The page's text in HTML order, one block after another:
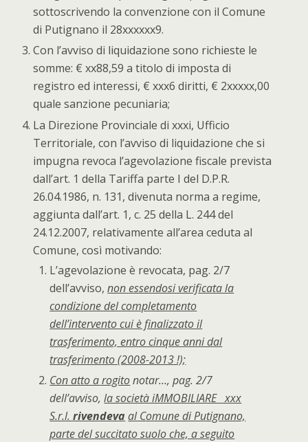
sottoscrivendo la convenzione con il Comune
di Putignano il 28xxxxxx9.
Con l’avviso di liquidazione sono richieste le
somme: € xx88,59 a titolo di imposta di
registro ed interessi, € xxx6 diritti, € 2xxxxx,00
quale sanzione pecuniaria;
La Direzione Provinciale di xxxi, Ufficio
Territoriale, con l’avviso di liquidazione che si
impugna revoca l’agevolazione fiscale prevista
dall’art. 1 della Tariffa parte I del D.P.R.
26.04.1986, n. 131, divenuta norma a regime,
aggiunta dall’art. 1, c. 25 della L. 244 del
24.12.2007, relativamente all’area ceduta al
Comune, così motivando:
L’agevolazione è revocata, pag. 2/7
dell’avviso,nonessendosi verificata la
condizione del completamento
dell’intervento cui è finalizzato il
trasferimento, entro cinque anni dal
trasferimento (2008-2013 !);
Con atto arogitonotar…, pag. 2/7
dell’avviso,la società iMMOBILIARE xxx
S.r.l.rivendeva al Comune di Putignano,
parte del succitato suolo che, a seguito